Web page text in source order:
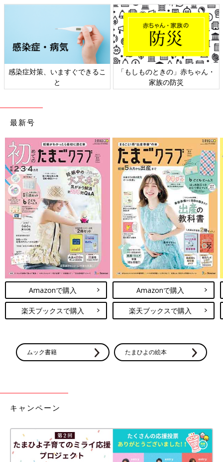
感染症対策、いますぐできるこ
と
「もしものときの」赤ちゃん・
家族の防災
最新号
Amazonで購入
楽天ブックスで購入
Amazonで購入
楽天ブックスで購入
ムック書籍 たまひよの絵本
キャンペーン